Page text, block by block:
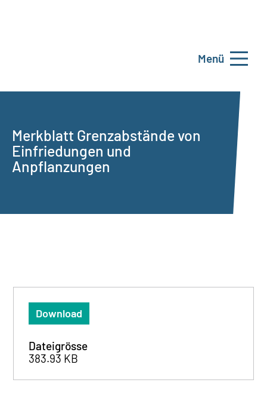
Menü
Merkblatt Grenzabstände von
Einfriedungen und
Anpflanzungen
Download
Dateigrösse
383.93 KB